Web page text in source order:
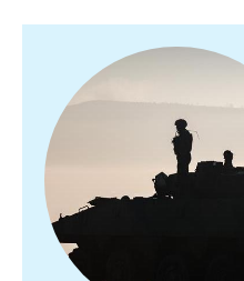
principale